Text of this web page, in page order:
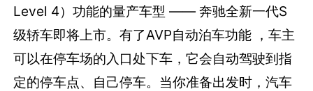
Level 4）功能的量产车型 —— 奔驰全新一代S
级轿车即将上市。有了AVP自动泊车功能 ，车主
可以在停车场的入口处下车，它会自动驾驶到指
定的停车点、自己停车。当你准备出发时，汽车